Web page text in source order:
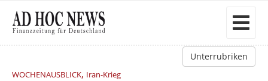
Unterrubriken
WOCHENAUSBLICK, Iran-Krieg